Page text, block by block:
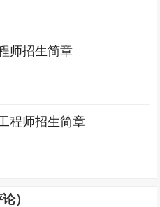
师招生简章
程师招生简章
）